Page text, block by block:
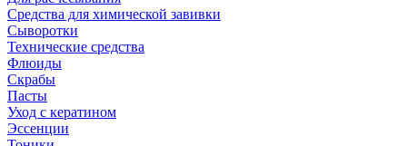
Средства для химической завивки
Сыворотки
Технические средства
Флюиды
Скрабы
Пасты
Уход с кератином
Эссенции